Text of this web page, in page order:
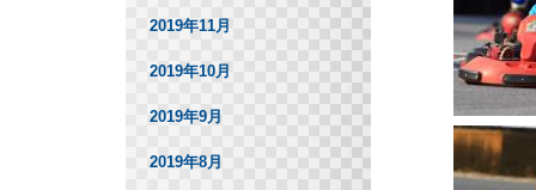
2019年11月
2019年10月
2019年9月
2019年8月